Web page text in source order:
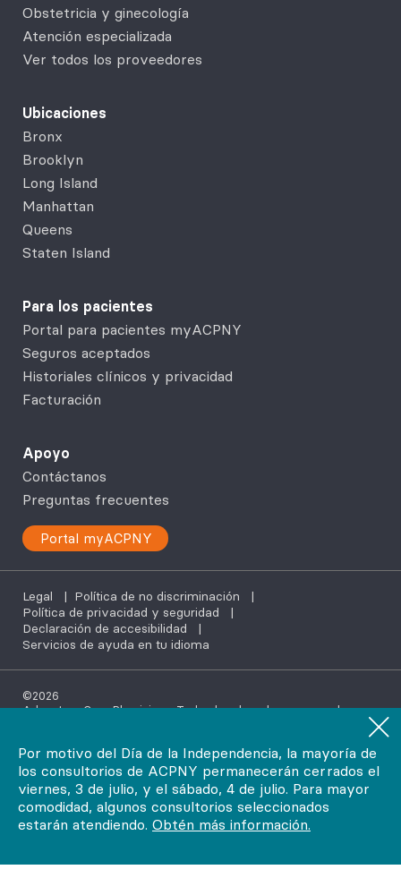
Por motivo del Día de la Independencia, la mayoría de
los consultorios de ACPNY permanecerán cerrados el
viernes, 3 de julio, y el sábado, 4 de julio. Para mayor
comodidad, algunos consultorios seleccionados
estarán atendiendo. Obtén más información.
Obstetricia y ginecología
Atención especializada
Ver todos los proveedores
Ubicaciones
Bronx
Brooklyn
Long Island
Manhattan
Queens
Staten Island
Para los pacientes
Portal para pacientes myACPNY
Seguros aceptados
Historiales clínicos y privacidad
Facturación
Apoyo
Contáctanos
Preguntas frecuentes
Portal myACPNY
Legal | Política de no discriminación
|
Política de privacidad y seguridad
|
Declaración de accesibilidad
|
Servicios de ayuda en tu idioma
©2026
AdvantageCare Physicians. Todos los derechos reservados.